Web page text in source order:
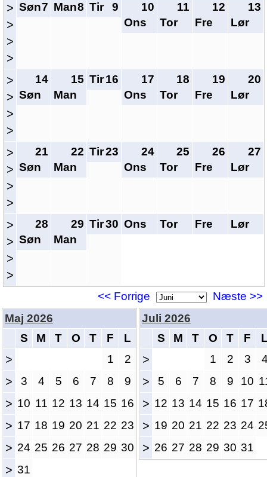
>
>
>
>
7
Søn 8
Man 9
Tir
10
Ons
11
Tor
12
Fre
13
Lør
>
>
>
>
14
Søn
15
Man
16
Tir
17
Ons
18
Tor
19
Fre
20
Lør
>
>
>
>
21
Søn
22
Man
23
Tir
24
Ons
25
Tor
26
Fre
27
Lør
>
>
>
>
28
Søn
29
Man
30
Tir Ons Tor Fre Lør
<< Forrige
Næste >>
Maj 2026
S
M T O T F L
> 1 2
> 3 4 5 6 7 8 9
> 10 11 12 13 14 15 16
> 17 18 19 20 21 22 23
> 24 25 26 27 28 29 30
> 31
Juli 2026
S
M T O T F
> 1 2 3
> 5 6 7 8 9 10
> 12 13 14 15 16 17
> 19 20 21 22 23 24
> 26 27 28 29 30 31